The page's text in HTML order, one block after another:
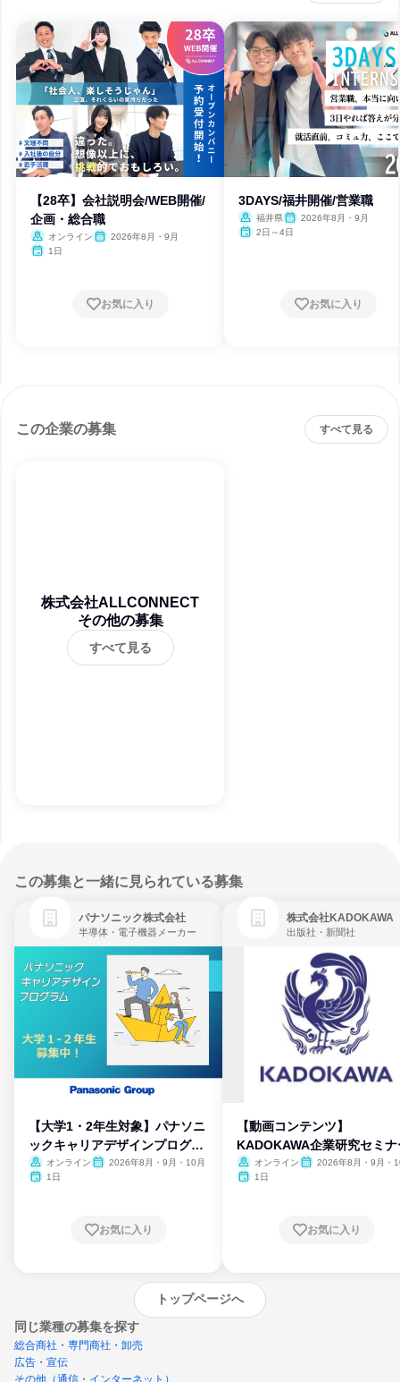
【28卒】会社説明会/WEB開催/
企画・総合職
オンライン
2026年8月・9月
1日
お気に入り
3DAYS/福井開催/営業職
福井県
2026年8月・9月
2日～4日
お気に入り
この企業の募集 すべて見る
株式会社ALLCONNECT
その他の募集
すべて見る
この募集と一緒に見られている募集
パナソニック株式会社
半導体・電子機器メーカー
【大学1・2年生対象】パナソニ
ックキャリアデザインプログラ
ム
オンライン
2026年8月・9月・10月
1日
お気に入り
株式会社KADOKAWA
出版社・新聞社
【動画コンテンツ】
KADOKAWA企業研究セミナ
オンライン
2026年8月・9月・
1日
お気に入り
トップページへ
同じ業種の募集を探す
総合商社・専門商社・卸売
広告・宣伝
その他（通信・インターネット）